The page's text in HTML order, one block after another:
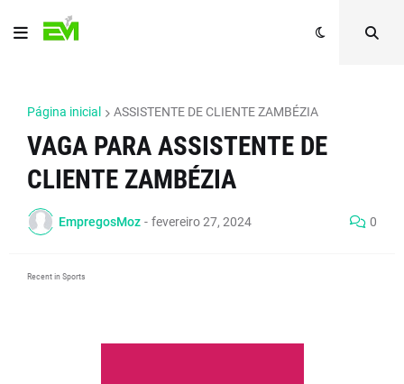
Página inicial ASSISTENTE DE CLIENTE ZAMBÉZIA
VAGA PARA ASSISTENTE DE
CLIENTE ZAMBÉZIA
EmpregosMoz - fevereiro 27, 2024 0
Recent in Sports